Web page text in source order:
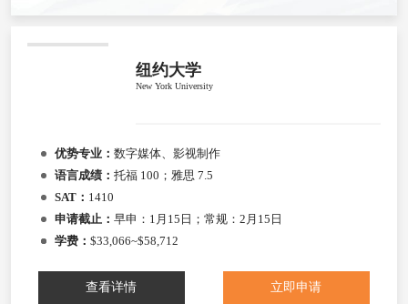
纽约大学
New York University
优势专业： 数字媒体、影视制作
语言成绩： 托福 100；雅思 7.5
SAT： 1410
申请截止： 早申：1月15日；常规：2月15日
学费： $33,066~$58,712
查看详情 立即申请